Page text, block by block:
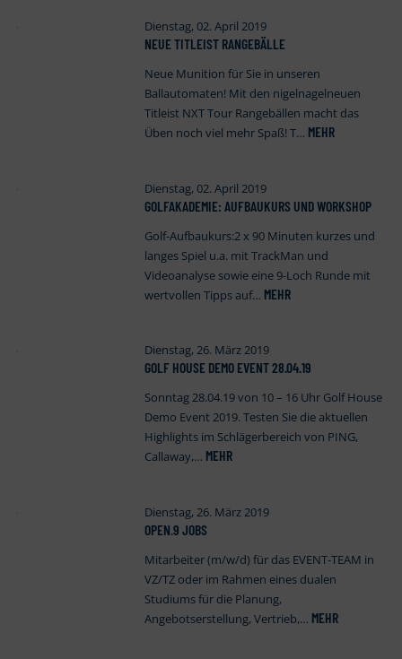
Dienstag, 02. April 2019
NEUE TITLEIST RANGEBÄLLE
Neue Munition für Sie in unseren
Ballautomaten! Mit den nigelnagelneuen
Titleist NXT Tour Rangebällen macht das
Üben noch viel mehr Spaß! T… MEHR
Dienstag, 02. April 2019
GOLFAKADEMIE: AUFBAUKURS UND WORKSHOP
Golf-Aufbaukurs:2 x 90 Minuten kurzes und
langes Spiel u.a. mit TrackMan und
Videoanalyse sowie eine 9-Loch Runde mit
wertvollen Tipps auf… MEHR
Dienstag, 26. März 2019
GOLF HOUSE DEMO EVENT 28.04.19
Sonntag 28.04.19 von 10 – 16 Uhr Golf House
Demo Event 2019. Testen Sie die aktuellen
Highlights im Schlägerbereich von PING,
Callaway,… MEHR
Dienstag, 26. März 2019
OPEN 9 JOBS
Mitarbeiter (m/w/d) für das EVENT-TEAM in
VZ/TZ oder im Rahmen eines dualen
Studiums für die Planung,
Angebotserstellung, Vertrieb,… MEHR